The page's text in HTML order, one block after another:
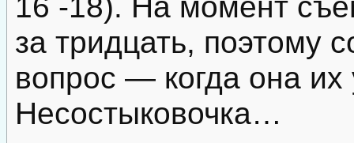
за тридцать, поэтому
вопрос — когда она их
Несостыковочка…